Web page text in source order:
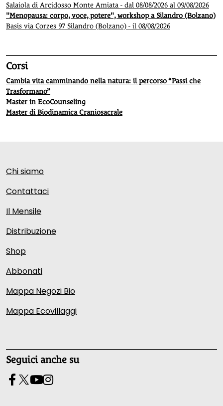
Salaiola di Arcidosso Monte Amiata - dal 08/08/2026 al 09/08/2026
"Menopausa: corpo, voce, potere", workshop a Silandro (Bolzano)
Basis via Corzes 97 Silandro (Bolzano) - il 08/08/2026
Corsi
Cambia vita camminando nella natura: il percorso “Passi che
Trasformano”
Master in EcoCounseling
Master di Biodinamica Craniosacrale
Chi siamo
Contattaci
Il Mensile
Distribuzione
Shop
Abbonati
Mappa Negozi Bio
Mappa Ecovillaggi
Seguici anche su